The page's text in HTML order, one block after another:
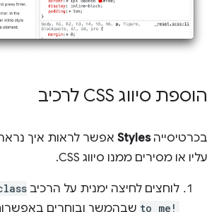
הוספת סיווג CSS לרכיב
בכרטיסייהStyles אפשר לראות איך
עליו או מסירים ממנו סיווג CSS.
לוחצים לחיצה ימנית על הרכיב
to me! שבהמשך ובוחרים